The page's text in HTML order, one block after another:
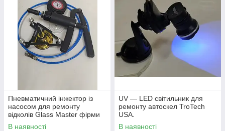
Пневматичний інжектор із
насосом для ремонту
відколів Glass Master фірми
Trotech USA
В наявності
UV — LED світильник для
ремонту автоскел TroTech
USA.
В наявності